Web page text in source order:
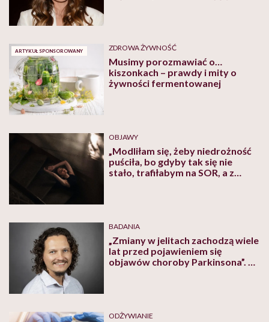
ARTYKUŁ SPONSOROWANY ZDROWA ŻYWNOŚĆ
Musimy porozmawiać o…
kiszonkach – prawdy i mity o
żywności fermentowanej
OBJAWY
„Modliłam się, żeby niedrożność
puściła, bo gdyby tak się nie
stało, trafiłabym na SOR, a z
BADANIA
„Zmiany w jelitach zachodzą wiele
lat przed pojawieniem się
objawów choroby Parkinsona”. O
ODŻYWIANIE